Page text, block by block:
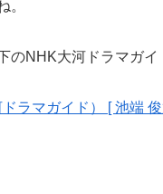
。
のNHK大河ドラマガ
ラマガイド） [ 池端